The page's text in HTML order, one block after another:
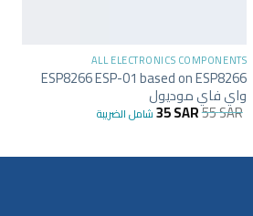
ALL ELECTRONICS COMPONENTS
ESP8266 ESP-01 based on ESP8266
واي فاي موديول
55SAR
35SAR شامل الضريبة